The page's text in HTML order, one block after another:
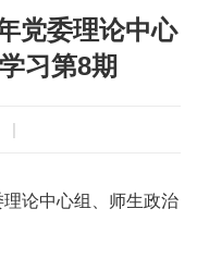
党委理论中心
习第8期
|
论中心组、师生政治